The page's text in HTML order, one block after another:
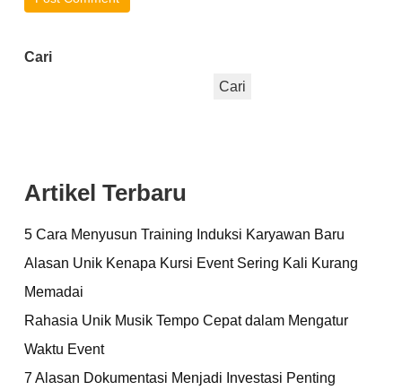
Cari
Cari
Artikel Terbaru
5 Cara Menyusun Training Induksi Karyawan Baru
Alasan Unik Kenapa Kursi Event Sering Kali Kurang
Memadai
Rahasia Unik Musik Tempo Cepat dalam Mengatur
Waktu Event
7 Alasan Dokumentasi Menjadi Investasi Penting